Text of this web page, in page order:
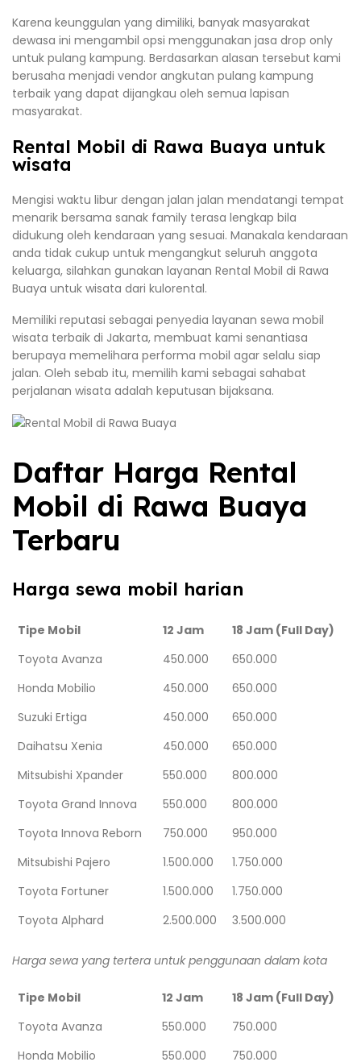
Karena keunggulan yang dimiliki, banyak masyarakat
dewasa ini mengambil opsi menggunakan jasa drop only
untuk pulang kampung. Berdasarkan alasan tersebut kami
berusaha menjadi vendor angkutan pulang kampung
terbaik yang dapat dijangkau oleh semua lapisan
masyarakat.
Rental Mobil di Rawa Buaya untuk
wisata
Mengisi waktu libur dengan jalan jalan mendatangi tempat
menarik bersama sanak family terasa lengkap bila
didukung oleh kendaraan yang sesuai. Manakala kendaraan
anda tidak cukup untuk mengangkut seluruh anggota
keluarga, silahkan gunakan layanan Rental Mobil di Rawa
Buaya untuk wisata dari kulorental.
Memiliki reputasi sebagai penyedia layanan sewa mobil
wisata terbaik di Jakarta, membuat kami senantiasa
berupaya memelihara performa mobil agar selalu siap
jalan. Oleh sebab itu, memilih kami sebagai sahabat
perjalanan wisata adalah keputusan bijaksana.
Daftar Harga Rental
Mobil di Rawa Buaya
Terbaru
Harga sewa mobil harian
Tipe Mobil 12 Jam
18 Jam (Full Day)
Toyota Avanza
450.000
650.000
Honda Mobilio
450.000
650.000
Suzuki Ertiga
450.000
650.000
Daihatsu Xenia
450.000
650.000
Mitsubishi Xpander
550.000
800.000
Toyota Grand Innova
550.000
800.000
Toyota Innova Reborn
750.000
950.000
Mitsubishi Pajero
1.500.000
1.750.000
Toyota Fortuner
1.500.000
1.750.000
Toyota Alphard
2.500.000 3.500.000
Harga sewa yang tertera untuk penggunaan dalam kota
Tipe Mobil 12 Jam
18 Jam (Full Day)
Toyota Avanza
550.000
750.000
Honda Mobilio
550.000 750.000